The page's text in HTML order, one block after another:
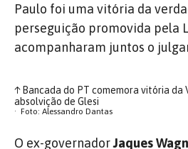
Paulo foi uma vitória da
perseguição promovida pela
acompanharam juntos o
↑Bancada do PT comemora vitória da
absolvição de Glesi
Foto: Alessandro Dantas
O ex-governadorJaques